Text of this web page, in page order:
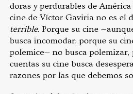
doras y perdurables de
cine de Víctor Gaviria no es el
terrible. Porque su cine
busca incomodar; porque su
polemice— no busca
cuentas su cine busca
razones por las que debemos